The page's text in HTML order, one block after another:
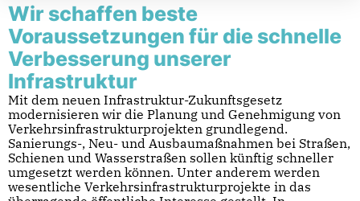
Wir schaffen beste
Voraussetzungen für die schnelle
Verbesserung unserer
Infrastruktur
Mit dem neuen Infrastruktur-Zukunftsgesetz
modernisieren wir die Planung und Genehmigung von
Verkehrsinfrastrukturprojekten grundlegend.
Sanierungs-, Neu- und Ausbaumaßnahmen bei Straßen,
Schienen und Wasserstraßen sollen künftig schneller
umgesetzt werden können. Unter anderem werden
wesentliche Verkehrsinfrastrukturprojekte in das